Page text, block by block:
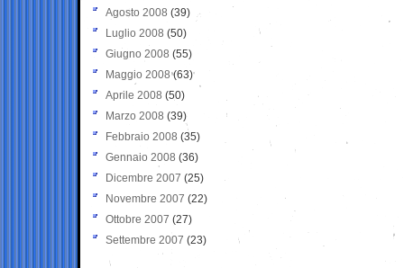
Agosto 2008 (39)
Luglio 2008 (50)
Giugno 2008 (55)
Maggio 2008(63)
Aprile 2008 (50)
Marzo 2008 (39)
Febbraio 2008 (35)
Gennaio 2008 (36)
Dicembre 2007 (25)
Novembre 2007 (22)
Ottobre 2007 (27)
Settembre 2007 (23)